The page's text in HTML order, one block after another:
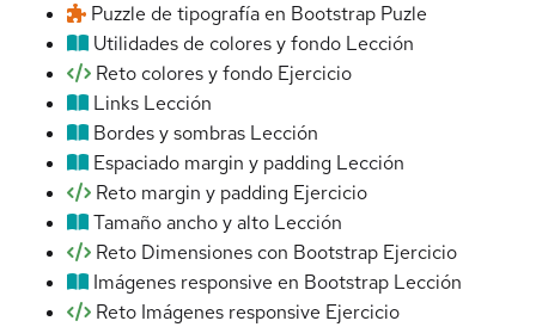
Puzzle de tipografía en Bootstrap Puzle
Utilidades de colores y fondo Lección
Reto colores y fondo Ejercicio
Links Lección
Bordes y sombras Lección
Espaciado margin y padding Lección
Reto margin y padding Ejercicio
Tamaño ancho y alto Lección
Reto Dimensiones con Bootstrap Ejercicio
Imágenes responsive en Bootstrap Lección
Reto Imágenes responsive Ejercicio